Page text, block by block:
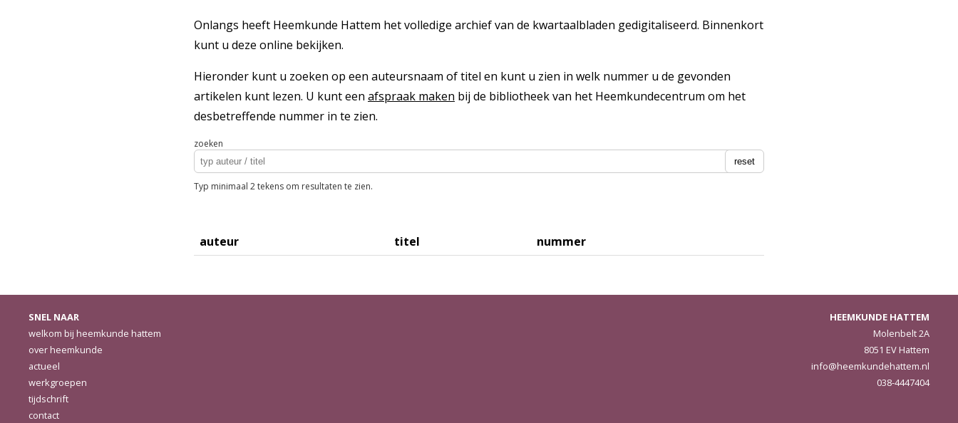
Onlangs heeft Heemkunde Hattem het volledige archief van de kwartaalbladen gedigitaliseerd. Binnenkort
kunt u deze online bekijken.
Hieronder kunt u zoeken op een auteursnaam of titel en kunt u zien in welk nummer u de gevonden
artikelen kunt lezen. U kunt een afspraak maken bij de bibliotheek van het Heemkundecentrum om het
desbetreffende nummer in te zien.
zoeken
reset
Typ minimaal 2 tekens om resultaten te zien.
auteur titel nummer
SNEL NAAR
welkom bij heemkunde hattem
over heemkunde
actueel
werkgroepen
tijdschrift
contact
HEEMKUNDE HATTEM
Molenbelt 2A
8051 EV Hattem
info@heemkundehattem.nl
038-4447404